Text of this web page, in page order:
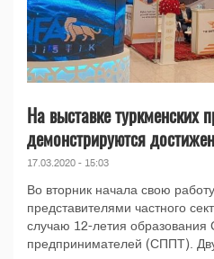
На выставке туркменских
демонстрируются
17.03.2020 - 15:03
Во вторник начала свою
представителями частного
случаю 12-летия
предпринимателей (СППТ).